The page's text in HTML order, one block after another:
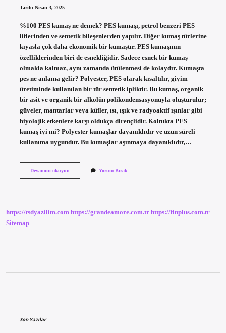
Tarih: Nisan 3, 2025
%100 PES kumaş ne demek? PES kumaşı, petrol benzeri PES
liflerinden ve sentetik bileşenlerden yapılır. Diğer kumaş türlerine
kıyasla çok daha ekonomik bir kumaştır. PES kumaşının
özelliklerinden biri de esnekliğidir. Sadece esnek bir kumaş
olmakla kalmaz, aynı zamanda ütülenmesi de kolaydır. Kumaşta
pes ne anlama gelir? Polyester, PES olarak kısaltılır, giyim
üretiminde kullanılan bir tür sentetik ipliktir. Bu kumaş, organik
bir asit ve organik bir alkolün polikondensasyonuyla oluşturulur;
güveler, mantarlar veya küfler, ısı, ışık ve radyoaktif ışınlar gibi
biyolojik etkenlere karşı oldukça dirençlidir. Koltukta PES
kumaş iyi mi? Polyester kumaşlar dayanıklıdır ve uzun süreli
kullanıma uygundur. Bu kumaşlar aşınmaya dayanıklıdır,…
Devamını okuyun100
Yorum Bırak
https://tsdyazilim.com https://grandeamore.com.tr https://finplus.com.tr
Sitemap
Son Yazılar